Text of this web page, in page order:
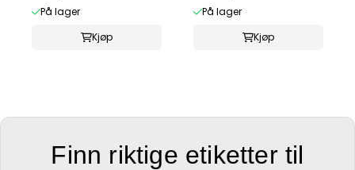
På lager
Kjøp
På lager
Kjøp
Finn riktige etiketter til